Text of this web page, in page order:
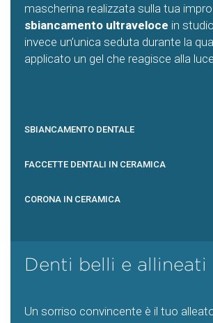
mascherina realizzata sulla tua
sbiancamento ultraveloce in
invece un’unica seduta durante la
applicato un gel che reagisce alla
SBIANCAMENTO DENTALE
FACCETTE DENTALI IN CERAMICA
CORONA IN CERAMICA
Denti belli e allineati
Un sorriso convincente è il tuo